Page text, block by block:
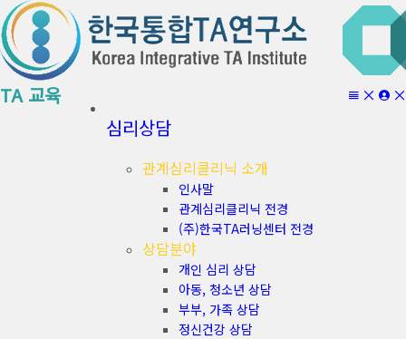
심리상담
관계심리클리닉 소개
인사말
관계심리클리닉 전경
(주)한국TA러닝센터 전경
상담분야
개인 심리 상담
아동, 청소년 상담
부부, 가족 상담
정신건강 상담
TA 교육